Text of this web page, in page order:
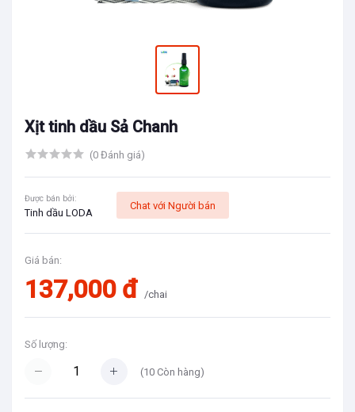
Xịt tinh dầu Sả Chanh
(0 Đánh giá)
Được bán bởi:
Tinh dầu LODA
Chat với Người bán
Giá bán:
137,000 đ /chai
Số lượng:
(10 Còn hàng)